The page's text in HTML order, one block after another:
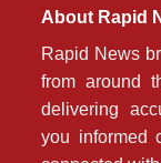
About Rapid
Rapid News
from around
delivering
you informed